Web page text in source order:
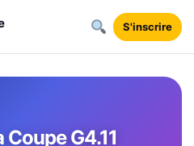
S'inscrire
G4.11